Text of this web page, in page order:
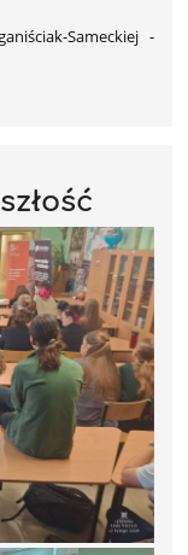
Sameckiej -